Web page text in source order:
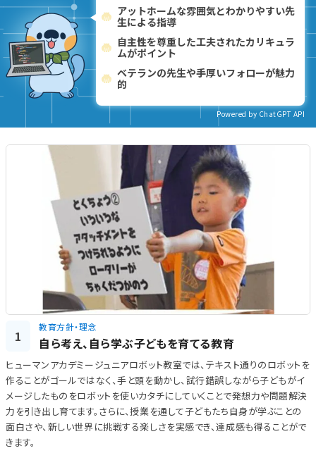
アットホームな雰囲気とわかりやすい先
生による指導
自主性を尊重した工夫されたカリキュラ
ムがポイント
ベテランの先生や手厚いフォローが魅力
的
Powered by ChatGPT API
1
教育方針・理念
自ら考え、自ら学ぶ子どもを育てる教育
ヒューマンアカデミージュニアロボット教室では、テキスト通りのロボットを
作ることがゴールではなく、手と頭を動かし、試行錯誤しながら子どもがイ
メージしたものをロボットを使いカタチにしていくことで発想力や問題解決
力を引き出し育てます。さらに、授業を通して子どもたち自身が学ぶことの
面白さや、新しい世界に挑戦する楽しさを実感でき、達成感も得ることがで
きます。